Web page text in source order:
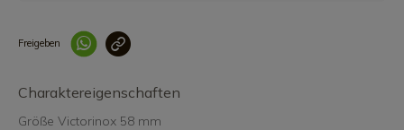
Freigeben
Charaktereigenschaften
Größe Victorinox 58 mm